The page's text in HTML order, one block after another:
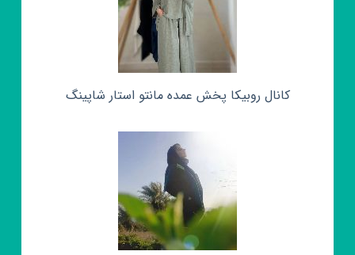
کانال روبیکا پخش عمده مانتو استار شاپینگ